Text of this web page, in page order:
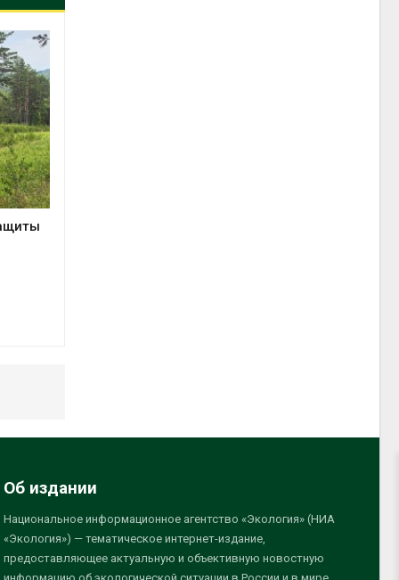
Об издании
Национальное информационное агентство «Экология» (НИА
«Экология») — тематическое интернет-издание,
предоставляющее актуальную и объективную новостную